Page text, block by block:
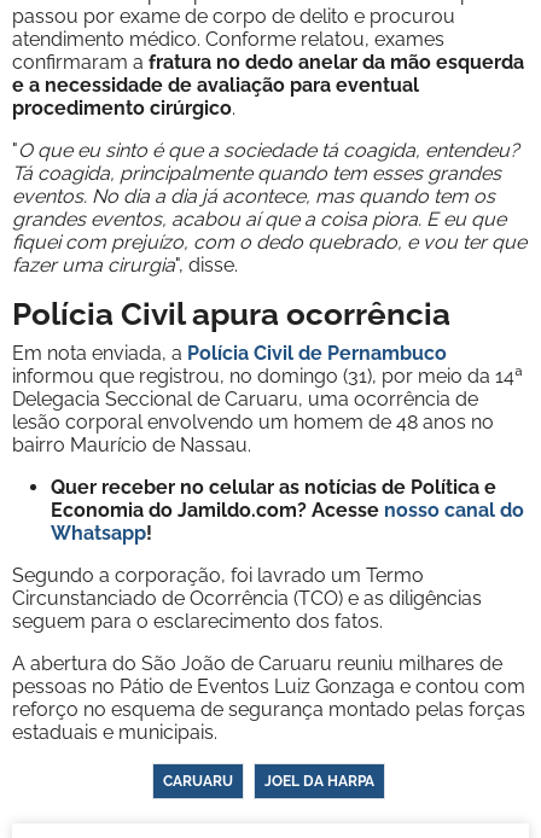
passou por exame de corpo de delito e procurou
atendimento médico. Conforme relatou, exames
confirmaram a fratura no dedo anelar da mão esquerda
e a necessidade de avaliação para eventual
procedimento cirúrgico.
"O que eu sinto é que a sociedade tá coagida, entendeu?
Tá coagida, principalmente quando tem esses grandes
eventos. No dia a dia já acontece, mas quando tem os
grandes eventos, acabou aí que a coisa piora. E eu que
fiquei com prejuízo, com o dedo quebrado, e vou ter que
fazer uma cirurgia", disse.
Polícia Civil apura ocorrência
Em nota enviada, a Polícia Civil de Pernambuco
informou que registrou, no domingo (31), por meio da 14ª
Delegacia Seccional de Caruaru, uma ocorrência de
lesão corporal envolvendo um homem de 48 anos no
bairro Maurício de Nassau.
Quer receber no celular as notícias de Política e
Economia do Jamildo.com? Acesse nosso canal do
Whatsapp!
Segundo a corporação, foi lavrado um Termo
Circunstanciado de Ocorrência (TCO) e as diligências
seguem para o esclarecimento dos fatos.
A abertura do São João de Caruaru reuniu milhares de
pessoas no Pátio de Eventos Luiz Gonzaga e contou com
reforço no esquema de segurança montado pelas forças
estaduais e municipais.
CARUARU JOEL DA HARPA